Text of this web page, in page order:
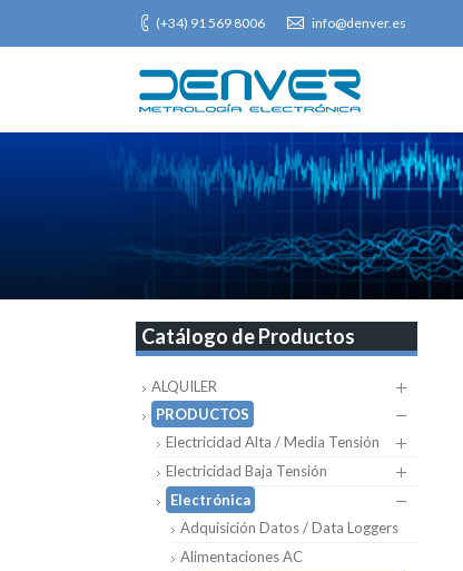
(+34) 91 569 8006 info@denver.es
Catálogo de Productos
ALQUILER
PRODUCTOS
Electricidad Alta / Media Tensión
Electricidad Baja Tensión
Electrónica
Adquisición Datos / Data Loggers
Alimentaciones AC